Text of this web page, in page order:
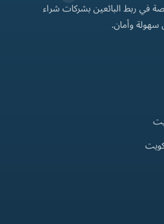
في ربط البائعين بشركات شراء
سهولة وأمان.